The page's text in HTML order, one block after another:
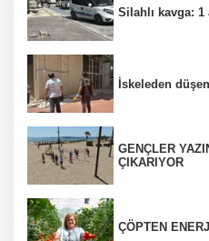
Silahlı kavga: 1
İskeleden
GENÇLER
ÇIKARIYOR
ÇÖPTEN